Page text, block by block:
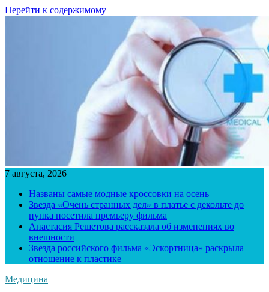
Перейти к содержимому
7 августа, 2026
Названы самые модные кроссовки на осень
Звезда «Очень странных дел» в платье с декольте до
пупка посетила премьеру фильма
Анастасия Решетова рассказала об изменениях во
внешности
Звезда российского фильма «Эскортница» раскрыла
отношение к пластике
Медицина